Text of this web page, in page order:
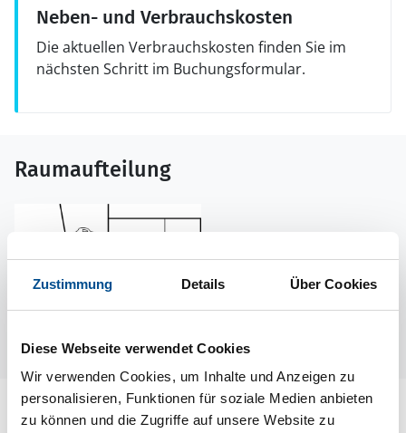
Zustimmung Details Über Cookies
Diese Webseite verwendet Cookies
Wir verwenden Cookies, um Inhalte und Anzeigen zu
personalisieren, Funktionen für soziale Medien anbieten
zu können und die Zugriffe auf unsere Website zu
Neben- und Verbrauchskosten
Die aktuellen Verbrauchskosten finden Sie im
nächsten Schritt im Buchungsformular.
Raumaufteilung
Lageplan